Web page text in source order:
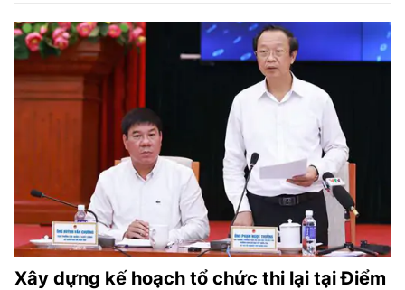
Xây dựng kế hoạch tổ chức thi lại tại Điểm